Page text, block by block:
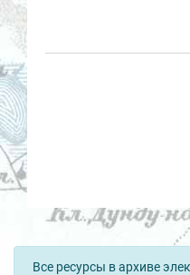
Все ресурсы в архиве